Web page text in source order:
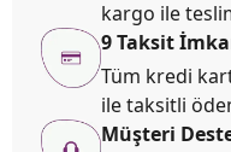
kargo ile
9 Taksit
Tüm kredi
ile taksitli
Müşteri